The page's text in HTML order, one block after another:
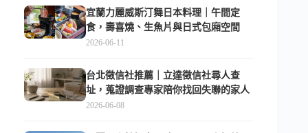
宜蘭力麗威斯汀舞日本料理｜午間定
食，壽喜燒、生魚片與日式包廂空間
2026-06-11
台北徵信社推薦｜立達徵信社尋人查
址，蒐證調查專家陪你找回失聯的家人
2026-06-08